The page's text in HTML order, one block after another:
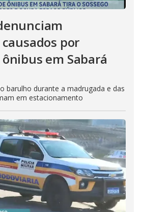
por
em Sabará
barulho durante a madrugada e das
em estacionamento